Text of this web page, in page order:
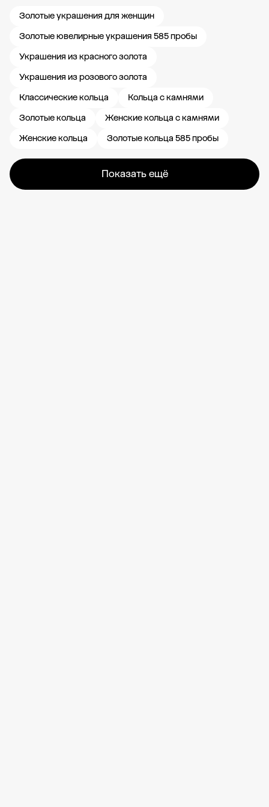
Золотые украшения для женщин
Золотые ювелирные украшения 585 пробы
Украшения из красного золота
Украшения из розового золота
Классические кольца
Кольца с камнями
Золотые кольца
Женские кольца с камнями
Женские кольца
Золотые кольца 585 пробы
Показать ещё